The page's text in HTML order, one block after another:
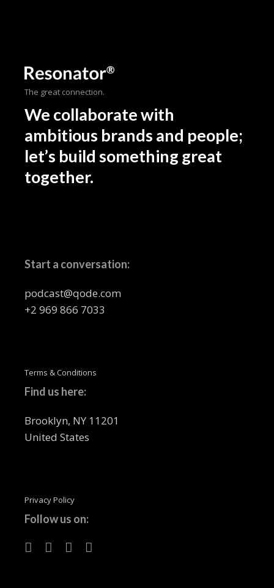
The great connection.
We collaborate with
ambitious brands and people;
let’s build something great
together.
Start a conversation:
podcast@qode.com
+2 969 866 7033
Terms & Conditions
Find us here:
Brooklyn, NY 11201
United States
Privacy Policy
Follow us on: